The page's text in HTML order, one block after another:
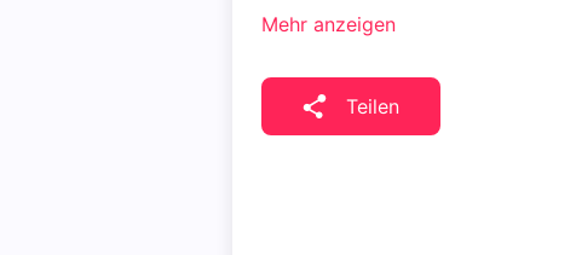
Mehr anzeigen
Teilen